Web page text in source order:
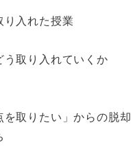
り入れた授業
取り入れていくか
取りたい」からの脱却